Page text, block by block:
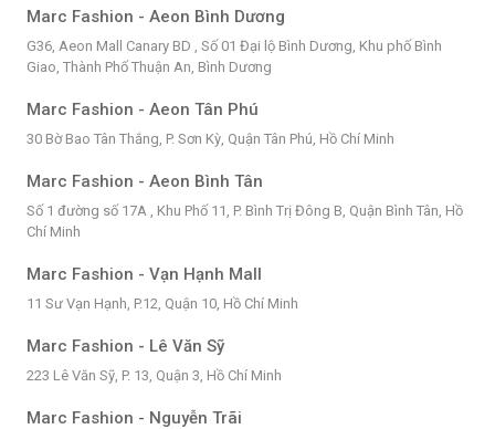
Marc Fashion - Aeon Bình Dương
G36, Aeon Mall Canary BD , Số 01 Đại lộ Bình Dương, Khu phố Bình
Giao, Thành Phố Thuận An, Bình Dương
Marc Fashion - Aeon Tân Phú
30 Bờ Bao Tân Thắng, P. Sơn Kỳ, Quận Tân Phú, Hồ Chí Minh
Marc Fashion - Aeon Bình Tân
Số 1 đường số 17A , Khu Phố 11, P. Bình Trị Đông B, Quận Bình Tân, Hồ
Chí Minh
Marc Fashion - Vạn Hạnh Mall
11 Sư Vạn Hạnh, P.12, Quận 10, Hồ Chí Minh
Marc Fashion - Lê Văn Sỹ
223 Lê Văn Sỹ, P. 13, Quận 3, Hồ Chí Minh
Marc Fashion - Nguyễn Trãi